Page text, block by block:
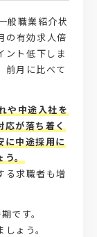
般職業紹介状
の有効求人倍
ント低下しま
前月に比べて
や中途入社を
が落ち着く
に中途採用に
。
る求職者も増
です。
ょう。